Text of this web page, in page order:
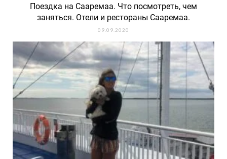
Поездка на Сааремаа. Что посмотреть, чем
заняться. Отели и рестораны Сааремаа.
09.09.2020